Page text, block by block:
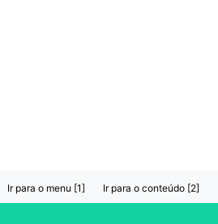
Ir para o menu [1] Ir para o conteúdo [2]